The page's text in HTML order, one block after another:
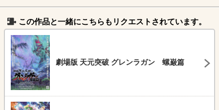
この作品と一緒にこちらもリクエストされています。
劇場版 天元突破 グレンラガン 螺巌篇